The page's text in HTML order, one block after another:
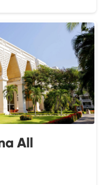
All